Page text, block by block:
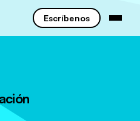
Escríbenos